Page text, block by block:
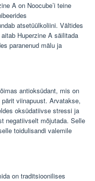
A on Noocube’i teine
atsetüülkoliini. Vältides
Huperzine A säilitada
paranenud mälu ja
antioksüdant, mis on
viinapuust. Arvatakse,
oksüdatiivse stressi ja
negatiivselt mõjutada. Selle
toidulisandi valemile
on traditsioonilises